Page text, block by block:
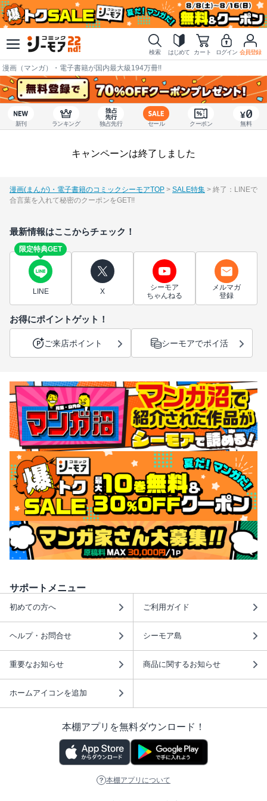
検索 はじめて カート ログイン 会員登録
漫画（マンガ）・電子書籍が国内最大級194万冊!!
新刊 ランキング 独占先行 セール クーポン 無料
キャンペーンは終了しました
漫画(まんが)・電子書籍のコミックシーモアTOP SALE特集
終了：LINEで
合言葉を入れて秘密のクーポンをGET!!
最新情報はここからチェック！
限定特典GET
LINE X
シーモア
ちゃんねる
メルマガ
登録
お得にポイントゲット！
ご来店ポイント シーモアでポイ活
サポートメニュー
初めての方へ ご利用ガイド
ヘルプ・お問合せ シーモア島
重要なお知らせ 商品に関するお知らせ
ホームアイコンを追加
本棚アプリを無料ダウンロード！
本棚アプリについて